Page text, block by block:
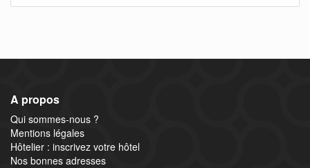
A propos
Qui sommes-nous ?
Mentions légales
Hôtelier : inscrivez votre hôtel
Nos bonnes adresses